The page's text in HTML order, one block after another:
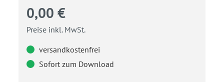
0,00 €
Preise inkl. MwSt.
versandkostenfrei
Sofort zum Download